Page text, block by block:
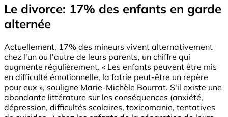
Le divorce: 17% des enfants en garde
alternée
Actuellement, 17% des mineurs vivent alternativement
chez l'un ou l'autre de leurs parents, un chiffre qui
augmente régulièrement. « Les enfants peuvent être mis
en difficulté émotionnelle, la fatrie peut-être un repère
pour eux », souligne Marie-Michèle Bourrat. S'il existe une
abondante littérature sur les conséquences (anxiété,
dépression, difficultés scolaires, toxicomanie, tentatives